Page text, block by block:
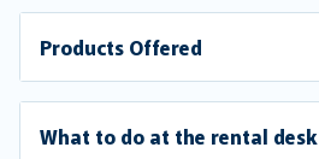
Products Offered
What to do at the rental desk